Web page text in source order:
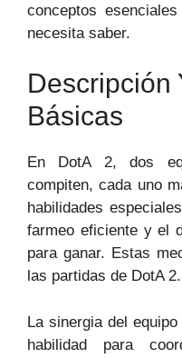
conceptos
necesita saber.
Descripción
Básicas
En DotA 2, dos
compiten, cada uno
habilidades
farmeo eficiente y el
para ganar. Estas
las partidas de DotA 2.
La sinergia del
habilidad para